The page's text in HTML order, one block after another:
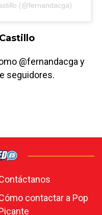
(@fernandacga)
@fernandacga y
seguidores.
contactar a Pop